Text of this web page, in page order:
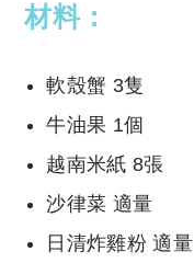
材料：
軟殼蟹 3隻
牛油果 1個
越南米紙 8張
沙律菜 適量
日清炸雞粉適量